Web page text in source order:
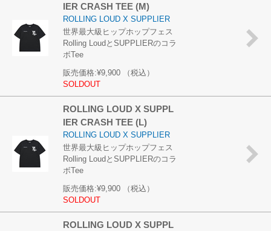
IER CRASH TEE (M)
ROLLING LOUD X SUPPLIER
世界最大級ヒップホップフェス
Rolling LoudとSUPPLIERのコラ
ボTee
販売価格:¥9,900
（税込）
SOLDOUT
ROLLING LOUD X SUPPL
IER CRASH TEE (L)
ROLLING LOUD X SUPPLIER
世界最大級ヒップホップフェス
Rolling LoudとSUPPLIERのコラ
ボTee
販売価格:¥9,900
（税込）
SOLDOUT
ROLLING LOUD X SUPPL